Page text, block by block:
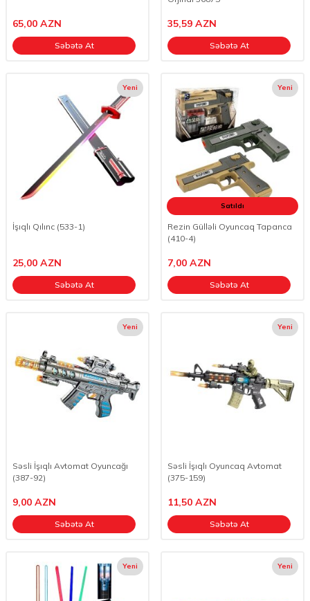
65,00 AZN
Səbətə At
35,59 AZN
Səbətə At
Yeni
İşıqlı Qılınc (533-1)
25,00 AZN
Səbətə At
Yeni
Satıldı
Rezin Gülləli Oyuncaq Tapanca
(410-4)
7,00 AZN
Səbətə At
Yeni
Səsli İşıqlı Avtomat Oyuncağı
(387-92)
9,00 AZN
Səbətə At
Yeni
Səsli İşıqlı Oyuncaq Avtomat
(375-159)
11,50 AZN
Səbətə At
Yeni Yeni